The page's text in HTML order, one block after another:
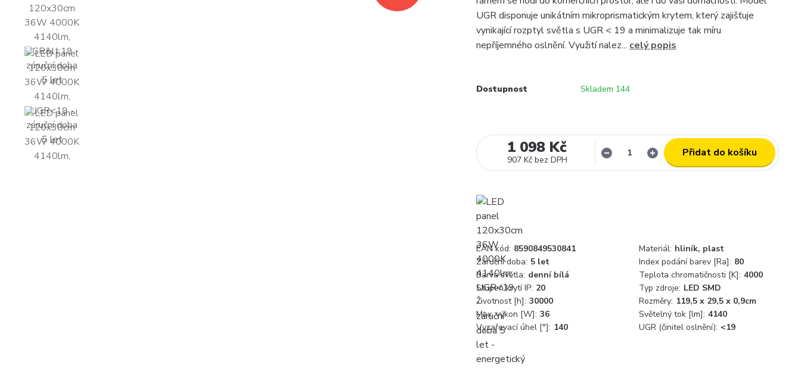
UGR disponuje unikátním mikroprismatickým krytem, který zajišťuje
vynikající rozptyl světla s UGR < 19 a minimalizuje tak míru
nepříjemného oslnění. Využití nalez... celý popis
Dostupnost Skladem 144
1 098 Kč
907 Kč bez DPH
Přidat do košíku
EAN kód: 8590849530841 Materiál: hliník, plast
Záruční doba: 5 let Index podání barev [Ra]: 80
Barva světla: denní bílá Teplota chromatičnosti [K]: 4000
Stupeň krytí IP: 20 Typ zdroje: LED SMD
Životnost [h]: 30000 Rozměry: 119,5 x 29,5 x 0,9cm
Max. výkon [W]: 36 Světelný tok [lm]: 4140
Vyzařovací úhel [°]: 140 UGR (činitel oslnění): <19